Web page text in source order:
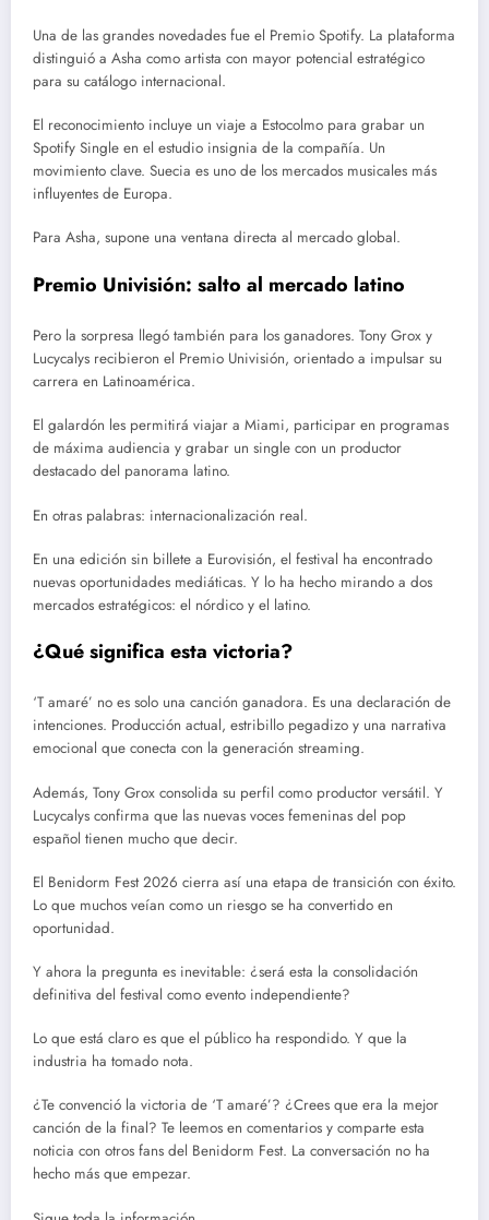
Una de las grandes novedades fue el Premio Spotify. La plataforma
distinguió a Asha como artista con mayor potencial estratégico
para su catálogo internacional.
El reconocimiento incluye un viaje a Estocolmo para grabar un
Spotify Single en el estudio insignia de la compañía. Un
movimiento clave. Suecia es uno de los mercados musicales más
influyentes de Europa.
Para Asha, supone una ventana directa al mercado global.
Premio Univisión: salto al mercado latino
Pero la sorpresa llegó también para los ganadores. Tony Grox y
Lucycalys recibieron el Premio Univisión, orientado a impulsar su
carrera en Latinoamérica.
El galardón les permitirá viajar a Miami, participar en programas
de máxima audiencia y grabar un single con un productor
destacado del panorama latino.
En otras palabras: internacionalización real.
En una edición sin billete a Eurovisión, el festival ha encontrado
nuevas oportunidades mediáticas. Y lo ha hecho mirando a dos
mercados estratégicos: el nórdico y el latino.
¿Qué significa esta victoria?
‘T amaré’ no es solo una canción ganadora. Es una declaración de
intenciones. Producción actual, estribillo pegadizo y una narrativa
emocional que conecta con la generación streaming.
Además, Tony Grox consolida su perfil como productor versátil. Y
Lucycalys confirma que las nuevas voces femeninas del pop
español tienen mucho que decir.
El Benidorm Fest 2026 cierra así una etapa de transición con éxito.
Lo que muchos veían como un riesgo se ha convertido en
oportunidad.
Y ahora la pregunta es inevitable: ¿será esta la consolidación
definitiva del festival como evento independiente?
Lo que está claro es que el público ha respondido. Y que la
industria ha tomado nota.
¿Te convenció la victoria de ‘T amaré’? ¿Crees que era la mejor
canción de la final? Te leemos en comentarios y comparte esta
noticia con otros fans del Benidorm Fest. La conversación no ha
hecho más que empezar.